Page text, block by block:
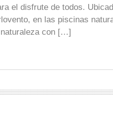
el disfrute de todos.
en las piscinas
naturaleza con […]